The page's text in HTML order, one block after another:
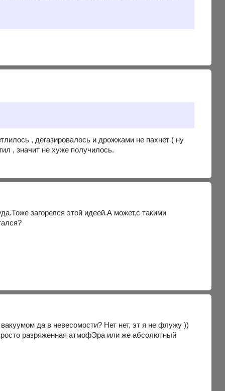
, дегазировалось и дрожжами не пахнет ( ну
, значит не хуже получилось.
загорелся этой идеей.А может,с такими
да в невесомости? Нет нет, эт я не флужу ))
разряженная атмофЭра или же абсолютный